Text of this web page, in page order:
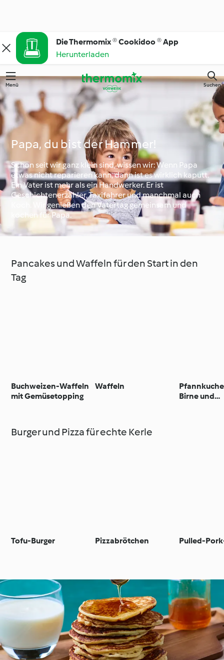
Die Thermomix ® Cookidoo ® App
Herunterladen
Menü Suchen
Papa, du bist der Hammer!
Schon seit wir ganz klein sind, wissen wir: Wenn Papa
etwas nicht reparieren kann, dann ist es wirklich kaputt.
Ein Vater ist mehr als ein Handwerker. Er ist
Geschichtenerzähler, Taxifahrer und manchmal auch
Koch. Wir genießen den Vatertag gemeinsam und
kochen für Papa.
Pancakes und Waffeln für den Start in den
Tag
Buchweizen-Waffeln
mit Gemüsetopping
Waffeln
Birne und
Burger und Pizza für echte Kerle
Tofu-Burger Pizzabrötchen Pulled-